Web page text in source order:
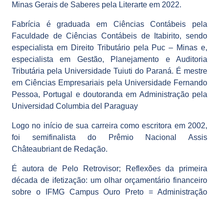
Minas Gerais de Saberes pela Literarte em 2022.
Fabrícia é graduada em Ciências Contábeis pela
Faculdade de Ciências Contábeis de Itabirito, sendo
especialista em Direito Tributário pela Puc – Minas e,
especialista em Gestão, Planejamento e Auditoria
Tributária pela Universidade Tuiuti do Paraná. É mestre
em Ciências Empresariais pela Universidade Fernando
Pessoa, Portugal e doutoranda em Administração pela
Universidad Columbia del Paraguay
Logo no início de sua carreira como escritora em 2002,
foi semifinalista do Prêmio Nacional Assis
Châteaubriant de Redação.
É autora de Pelo Retrovisor; Reflexões da primeira
década de ifetização: um olhar orçamentário financeiro
sobre o IFMG Campus Ouro Preto = Administração